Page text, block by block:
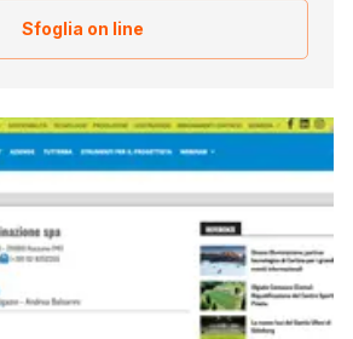
Sfoglia on line